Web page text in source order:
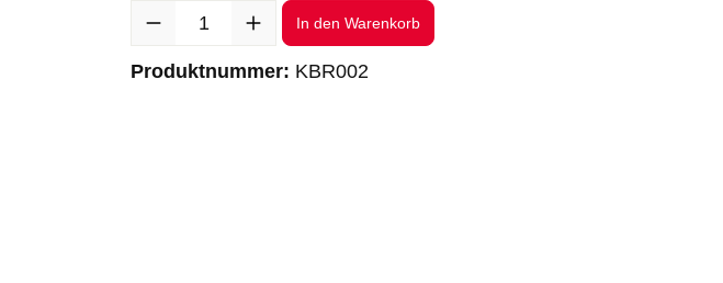
Produkt Anzahl: Gib den gewünschten Wert ein oder benutze die Schaltflächen
In den Warenkorb
Produktnummer: KBR002